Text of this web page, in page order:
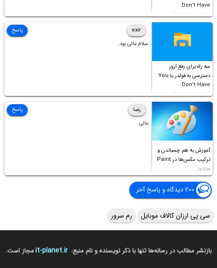
Don’t Have
Permission to
Access this folder
سه راه برای رفع ارور
دسترسی به فولدر یا You
Don’t Have
Permission to
Access this folder
exir
سلام عالی بود.
پاسخ
آموزش به هم چسباندن و
ترکیب عکس‌ها در Paint
ویندوز
رضا
عالی
پاسخ
۲۰۰ دیدگاه و پاسخ آخر
سی پی ارزان کالاف موبایل رم سرور
بازنشر مطالب در رسانه‌ها تنها با ذکر نویسنده و نام منبع: it-planet.irمجاز است.